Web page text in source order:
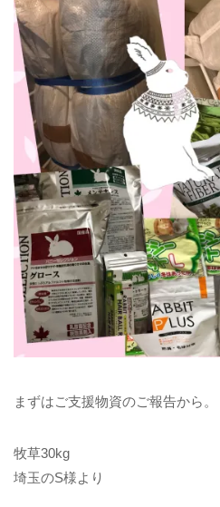
まずはご支援物資のご報告から。
牧草30kg
埼玉のS様より